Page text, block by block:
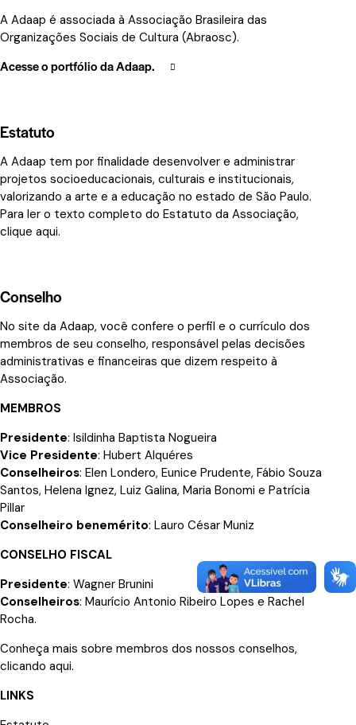
A Adaap é associada à Associação Brasileira das
Organizações Sociais de Cultura (Abraosc).
Acesse o portfólio da Adaap.
Estatuto
A Adaap tem por finalidade desenvolver e administrar
projetos socioeducacionais, culturais e institucionais,
valorizando a arte e a educação no estado de São Paulo.
Para ler o texto completo do Estatuto da Associação,
clique aqui.
Conselho
No site da Adaap, você confere o perfil e o currículo dos
membros de seu conselho, responsável pelas decisões
administrativas e financeiras que dizem respeito à
Associação.
MEMBROS
Presidente: Isildinha Baptista Nogueira
Vice Presidente: Hubert Alquéres
Conselheiros: Elen Londero, Eunice Prudente, Fábio Souza
Santos, Helena Ignez, Luiz Galina, Maria Bonomi e Patrícia
Pillar
Conselheiro benemérito: Lauro César Muniz
CONSELHO FISCAL
Presidente: Wagner Brunini
Conselheiros: Maurício Antonio Ribeiro Lopes e Rachel
Rocha.
Conheça mais sobre membros dos nossos conselhos,
clicando aqui.
LINKS